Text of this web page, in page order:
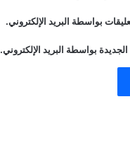
بواسطة البريد الإلكتروني.
بواسطة البريد الإلكتروني.